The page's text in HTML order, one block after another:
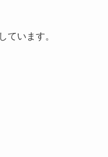
ています。